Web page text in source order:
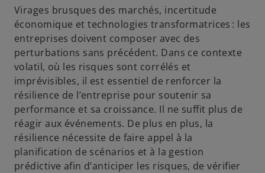
Virages brusques des marchés, incertitude
économique et technologies transformatrices : les
entreprises doivent composer avec des
perturbations sans précédent. Dans ce contexte
volatil, où les risques sont corrélés et
imprévisibles, il est essentiel de renforcer la
résilience de l’entreprise pour soutenir sa
performance et sa croissance. Il ne suffit plus de
réagir aux événements. De plus en plus, la
résilience nécessite de faire appel à la
planification de scénarios et à la gestion
prédictive afin d’anticiper les risques, de vérifier